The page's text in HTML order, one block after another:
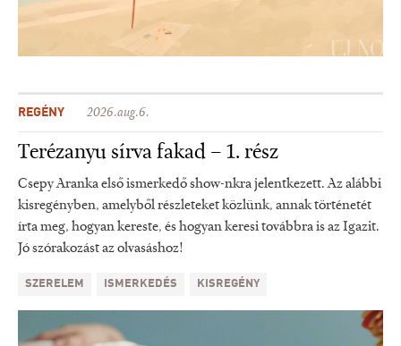
REGÉNY 2026.aug.6.
Terézanyu sírva fakad – 1. rész
Csepy Aranka első ismerkedő show-nkra jelentkezett. Az alábbi
kisregényben, amelyből részleteket közlünk, annak történetét
írta meg, hogyan kereste, és hogyan keresi továbbra is az Igazit.
Jó szórakozást az olvasáshoz!
SZERELEM ISMERKEDÉS KISREGÉNY